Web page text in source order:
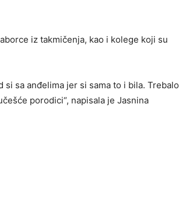
iz takmičenja, kao i kolege koji su
si sa anđelima jer si sama to i bila. Trebalo
porodici“, napisala je Jasnina